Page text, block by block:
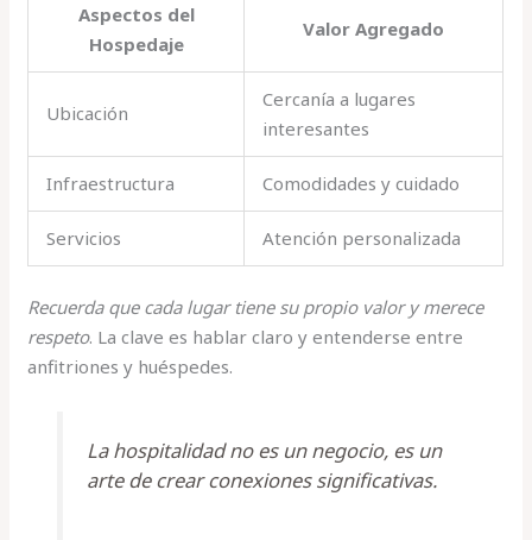
Aspectos del
Hospedaje
Valor Agregado
Ubicación
Cercanía a lugares
interesantes
Infraestructura Comodidades y cuidado
Servicios Atención personalizada
Recuerda que cada lugar tiene su propio valor y merece
respeto. La clave es hablar claro y entenderse entre
anfitriones y huéspedes.
La hospitalidad no es un negocio, es un
arte de crear conexiones significativas.